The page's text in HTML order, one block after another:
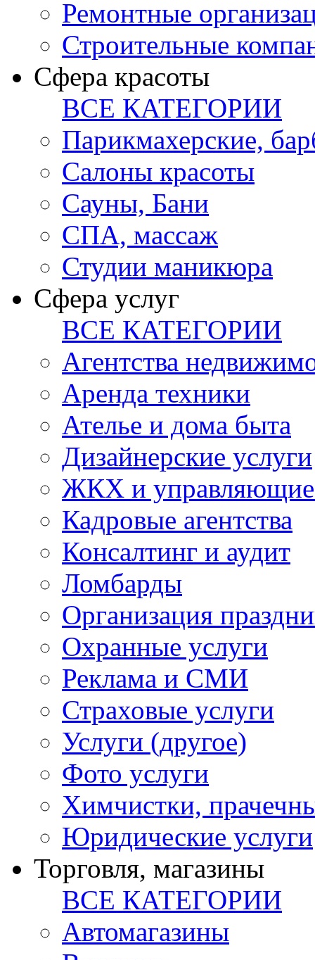
Ремонтные
Строительные
Сфера красоты
ВСЕ КАТЕГОРИИ
Парикмахерские,
Салоны красоты
Сауны, Бани
СПА, массаж
Студии маникюра
Сфера услуг
ВСЕ КАТЕГОРИИ
Агентства
Аренда техники
Ателье и дома быта
Дизайнерские услуги
ЖКХ и управляющие
Кадровые агентства
Консалтинг и аудит
Ломбарды
Организация
Охранные услуги
Реклама и СМИ
Страховые услуги
Услуги (другое)
Фото услуги
Химчистки,
Юридические услуги
Торговля, магазины
ВСЕ КАТЕГОРИИ
Автомагазины